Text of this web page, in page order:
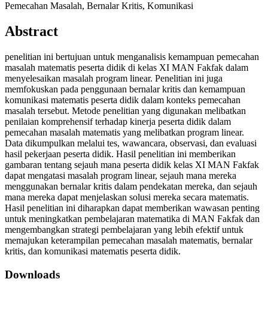
Pemecahan Masalah, Bernalar Kritis, Komunikasi
Abstract
penelitian ini bertujuan untuk menganalisis kemampuan pemecahan
masalah matematis peserta didik di kelas XI MAN Fakfak dalam
menyelesaikan masalah program linear. Penelitian ini juga
memfokuskan pada penggunaan bernalar kritis dan kemampuan
komunikasi matematis peserta didik dalam konteks pemecahan
masalah tersebut. Metode penelitian yang digunakan melibatkan
penilaian komprehensif terhadap kinerja peserta didik dalam
pemecahan masalah matematis yang melibatkan program linear.
Data dikumpulkan melalui tes, wawancara, observasi, dan evaluasi
hasil pekerjaan peserta didik. Hasil penelitian ini memberikan
gambaran tentang sejauh mana peserta didik kelas XI MAN Fakfak
dapat mengatasi masalah program linear, sejauh mana mereka
menggunakan bernalar kritis dalam pendekatan mereka, dan sejauh
mana mereka dapat menjelaskan solusi mereka secara matematis.
Hasil penelitian ini diharapkan dapat memberikan wawasan penting
untuk meningkatkan pembelajaran matematika di MAN Fakfak dan
mengembangkan strategi pembelajaran yang lebih efektif untuk
memajukan keterampilan pemecahan masalah matematis, bernalar
kritis, dan komunikasi matematis peserta didik.
Downloads